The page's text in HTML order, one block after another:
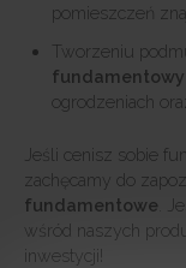
pomieszczeń
Tworzeniu
fundamentowy
ogrodzeniach
Jeśli cenisz sobie
zachęcamy do
fundamentowe .
wśród naszych
inwestycji!